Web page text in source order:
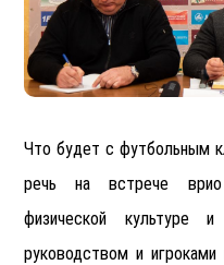
Что будет с футбольным
речь на встрече
физической культуре
руководством и игроками